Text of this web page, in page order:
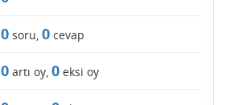
0 soru, 0 cevap
0 artı oy, 0 eksi oy